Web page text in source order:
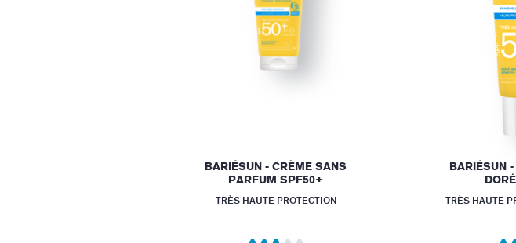
BARIÉSUN - CRÈME SANS
PARFUM SPF50+
TRÈS HAUTE PROTECTION
BARIÉSUN
TRÈS HAUTE